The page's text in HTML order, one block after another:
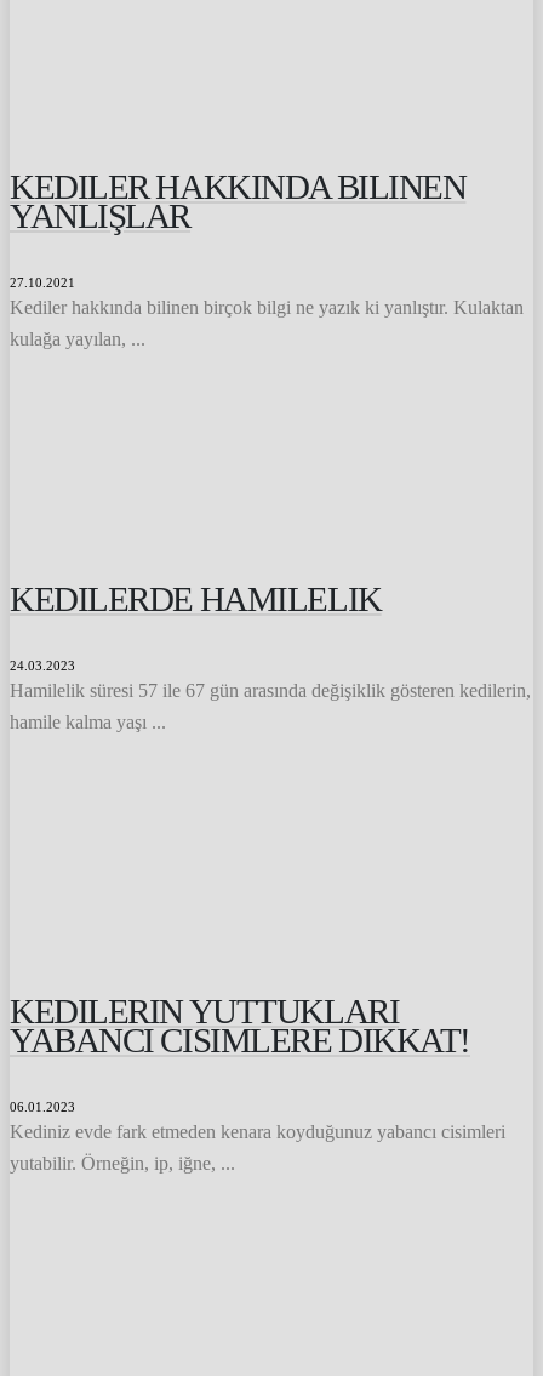
KEDILER HAKKINDA BILINEN
YANLIŞLAR
27.10.2021
Kediler hakkında bilinen birçok bilgi ne yazık ki yanlıştır. Kulaktan
kulağa yayılan, ...
KEDILERDE HAMILELIK
24.03.2023
Hamilelik süresi 57 ile 67 gün arasında değişiklik gösteren kedilerin,
hamile kalma yaşı ...
KEDILERIN YUTTUKLARI
YABANCI CISIMLERE DIKKAT!
06.01.2023
Kediniz evde fark etmeden kenara koyduğunuz yabancı cisimleri
yutabilir. Örneğin, ip, iğne, ...